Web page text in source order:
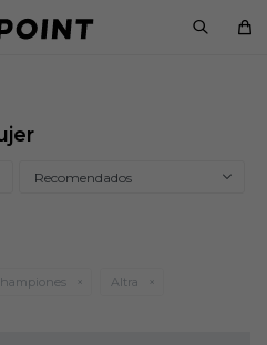
Recomendados
Altra